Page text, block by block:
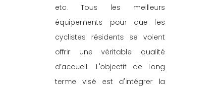
etc. Tous les meilleurs
équipements pour que les
cyclistes résidents se voient
offrir une véritable qualité
d’accueil. L'objectif de long
terme visé est d'intégrer la